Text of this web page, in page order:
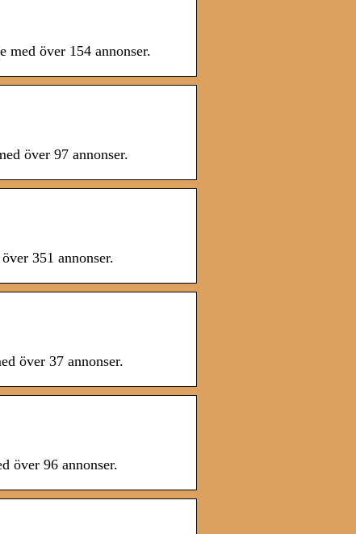
med över 154 annonser.
över 97 annonser.
351 annonser.
över 37 annonser.
över 96 annonser.